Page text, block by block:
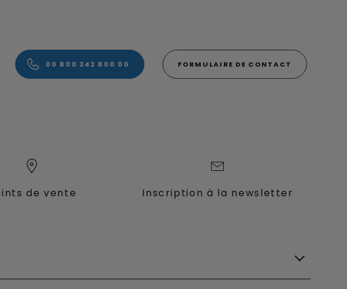
00 800 342 800 00 FORMULAIRE DE CONTACT
de vente Inscription à la newsletter